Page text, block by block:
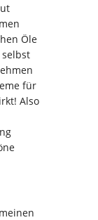
Öle
für
Also